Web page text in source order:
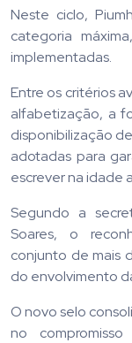
Neste ciclo,
categoria
implementadas.
Entre os critérios
alfabetização, a
disponibilização
adotadas para
escrever na idade
Segundo a
Soares, o
conjunto de mais
do envolvimento
O novo selo
no